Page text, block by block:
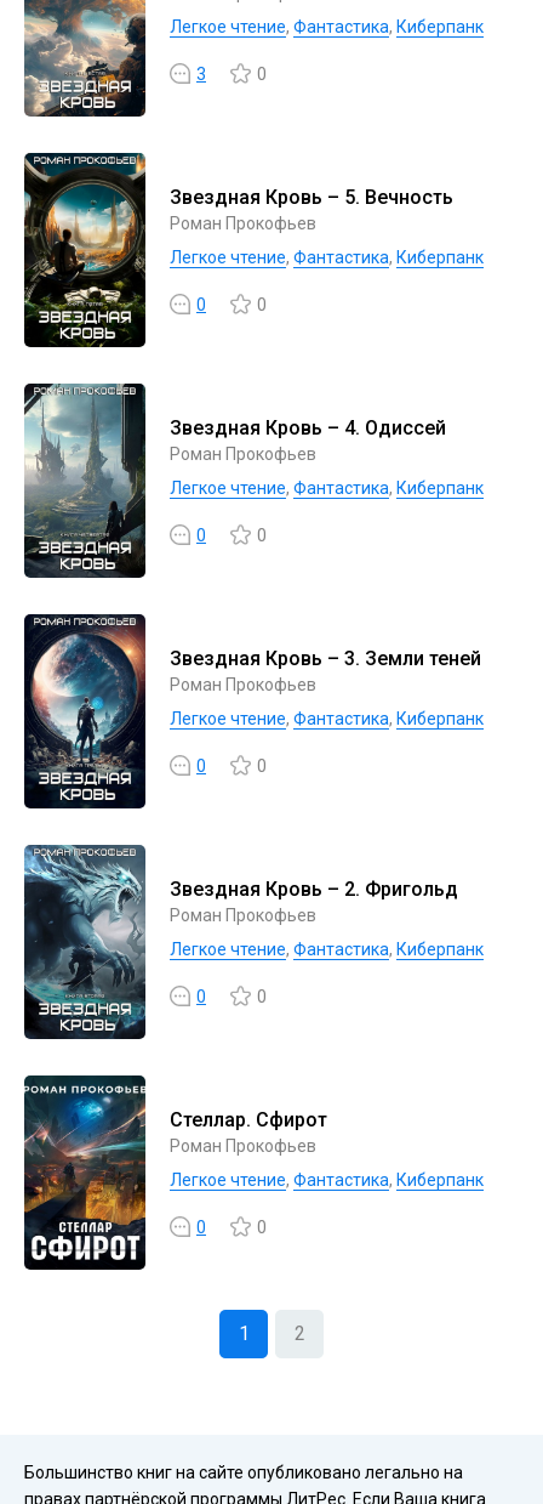
Легкое чтение, Фантастика, Киберпанк
3 0
Звездная Кровь – 5. Вечность
Роман Прокофьев
Легкое чтение, Фантастика, Киберпанк
0 0
Звездная Кровь – 4. Одиссей
Роман Прокофьев
Легкое чтение, Фантастика, Киберпанк
0 0
Звездная Кровь – 3. Земли теней
Роман Прокофьев
Легкое чтение, Фантастика, Киберпанк
0 0
Звездная Кровь – 2. Фригольд
Роман Прокофьев
Легкое чтение, Фантастика, Киберпанк
0 0
Стеллар. Сфирот
Роман Прокофьев
Легкое чтение, Фантастика, Киберпанк
0 0
1 2
Большинство книг на сайте опубликовано легально на
правах партнёрской программы ЛитРес. Если Ваша книга